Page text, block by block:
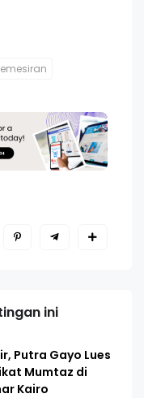
ini
Putra Gayo Lues
Mumtaz di
Kairo